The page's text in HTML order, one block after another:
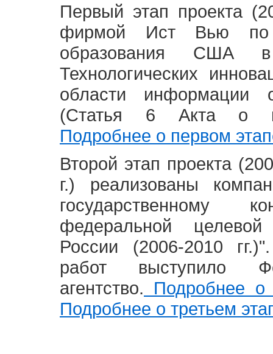
Первый этап проекта
фирмой Ист Вью по
образования США
Технологических
области информации
(Статья 6 Акта о
Подробнее о первом
Второй этап проекта
г.) реализованы
государственному
федеральной
России (2006-2010
работ выступило
агентство. Подробнее о
Подробнее о третьем